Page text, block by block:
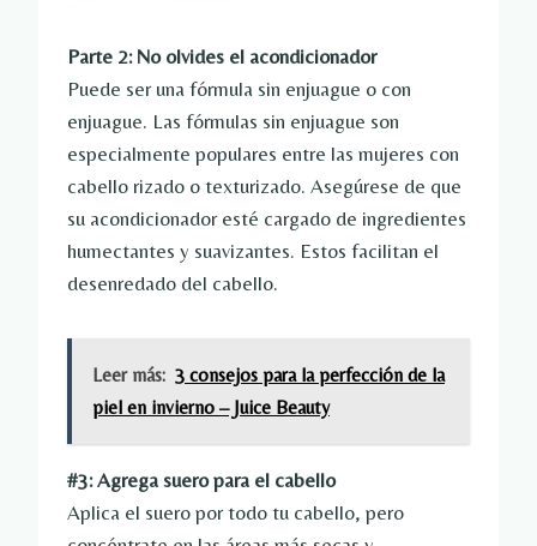
Parte 2: No olvides el acondicionador
Puede ser una fórmula sin enjuague o con
enjuague. Las fórmulas sin enjuague son
especialmente populares entre las mujeres con
cabello rizado o texturizado. Asegúrese de que
su acondicionador esté cargado de ingredientes
humectantes y suavizantes. Estos facilitan el
desenredado del cabello.
Leer más: 3 consejos para la perfección de la
piel en invierno – Juice Beauty
#3: Agrega suero para el cabello
Aplica el suero por todo tu cabello, pero